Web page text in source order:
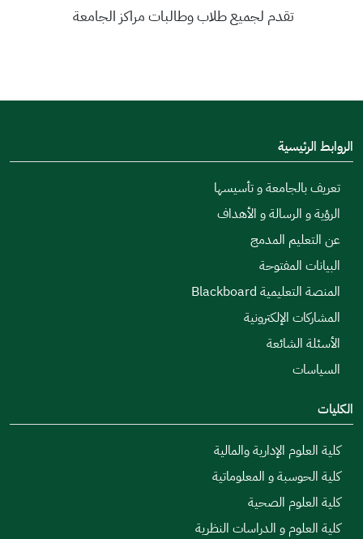
تقدم لجميع طلاب وطالبات مراكز الجامعة
الروابط الرئيسية
تعريف بالجامعة و تأسيسها
الرؤية و الرسالة و الأهداف
عن التعليم المدمج
البيانات المفتوحة
المنصة التعليمية Blackboard
المشاركات الإلكترونية
الأسئلة الشائعة
السياسات
الكليات
كلية العلوم الإدارية والمالية
كلية الحوسبة و المعلوماتية
كلية العلوم الصحية
كلية العلوم و الدراسات النظرية